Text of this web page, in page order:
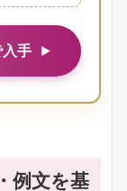
手
例文を基